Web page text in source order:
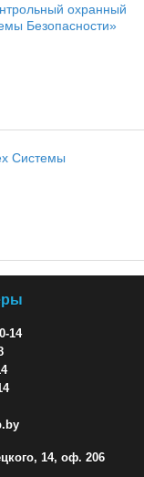
охранный
Безопасности»
Системы
14
14, оф. 206